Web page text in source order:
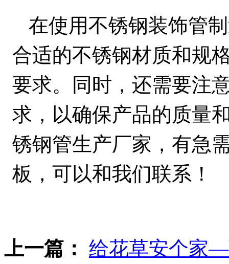
在使用不锈钢装饰管
合适的不锈钢材质和规
要求。同时，还需要注
求，以确保产品的质量
锈钢管生产厂家，有急
板，可以和我们联系！
上一篇： 给花草安个家